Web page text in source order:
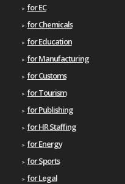
for EC
for Chemicals
for Education
for Manufacturing
for Customs
for Tourism
for Publishing
for HR Staffing
for Energy
for Sports
for Legal